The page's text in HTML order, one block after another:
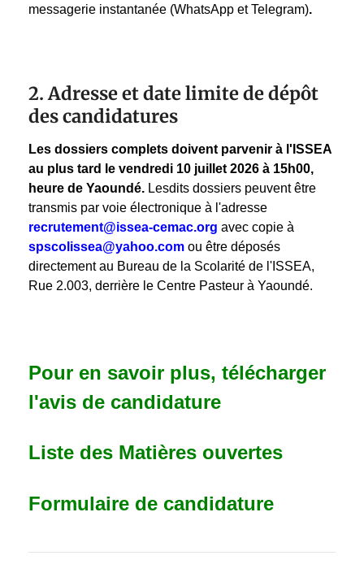
messagerie instantanée (WhatsApp et Telegram).
2. Adresse et date limite de dépôt
des candidatures
Les dossiers complets doivent parvenir à l'ISSEA
au plus tard le vendredi 10 juillet 2026 à 15h00,
heure de Yaoundé. Lesdits dossiers peuvent être
transmis par voie électronique à l'adresse
recrutement@issea-cemac.org avec copie à
spscolissea@yahoo.com ou être déposés
directement au Bureau de la Scolarité de l'ISSEA,
Rue 2.003, derrière le Centre Pasteur à Yaoundé.
Pour en savoir plus, télécharger
l'avis de candidature
Liste des Matières ouvertes
Formulaire de candidature